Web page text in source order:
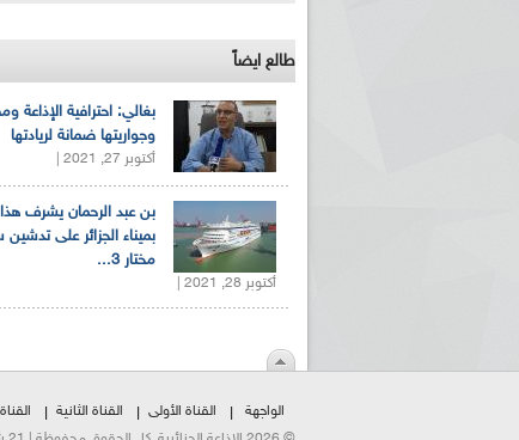
طالع ايضاً
بغالي: احترافية الإذاعة
وجواريتها ضمانة لريادتها
أكتوبر 27, 2021 |
بن عبد الرحمان يشرف
بميناء الجزائر على
مختار 3...
أكتوبر 28, 2021 |
الواجهة القناة الأولى القناة الثانية